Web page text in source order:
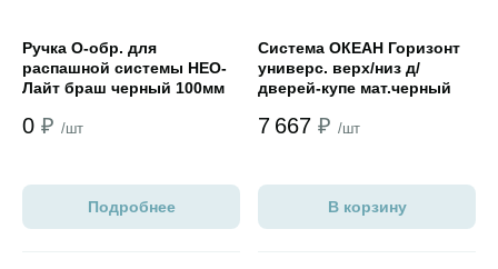
Ручка О-обр. для
распашной системы НЕО-
Лайт браш черный 100мм
0 ₽ /шт
Подробнее
Система ОКЕАН Горизонт
универс. верх/низ д/
дверей-купе мат.черный
7 667 ₽ /шт
В корзину